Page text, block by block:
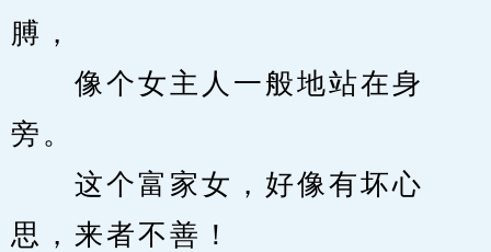
膊，
像个女主人一般地站在身
旁。
这个富家女，好像有坏心
思，来者不善！